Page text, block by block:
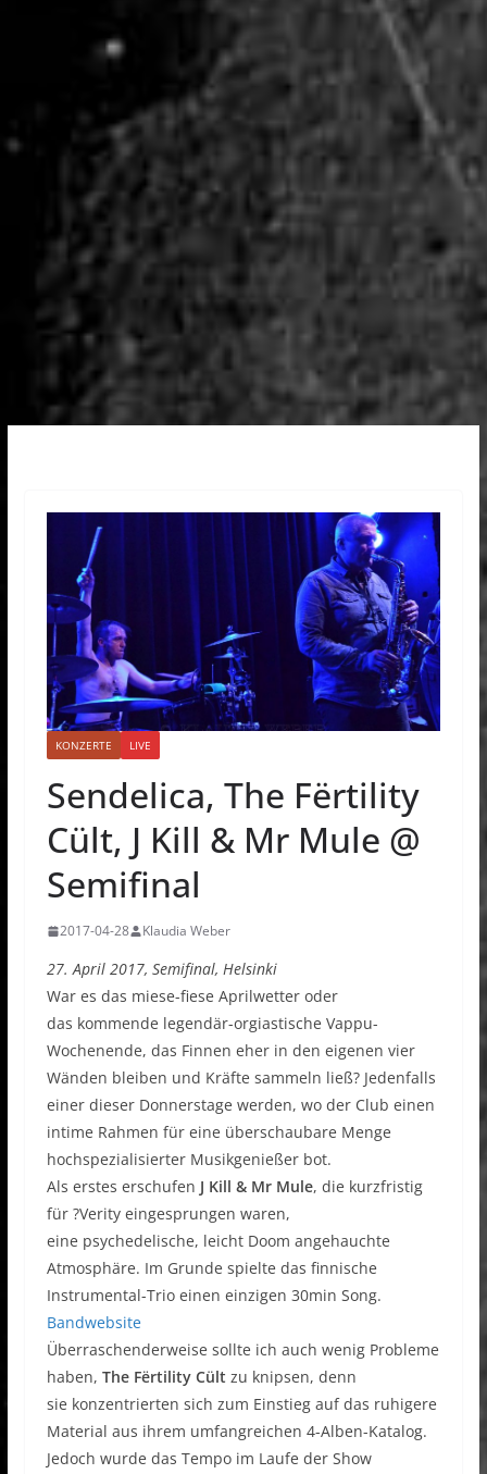
KONZERTE LIVE
Sendelica, The Fërtility
Cült, J Kill & Mr Mule @
Semifinal
2017-04-28 Klaudia Weber
27. April 2017, Semifinal, Helsinki
War es das miese-fiese Aprilwetter oder
das kommende legendär-orgiastische Vappu-
Wochenende, das Finnen eher in den eigenen vier
Wänden bleiben und Kräfte sammeln ließ? Jedenfalls
einer dieser Donnerstage werden, wo der Club einen
intime Rahmen für eine überschaubare Menge
hochspezialisierter Musikgenießer bot.
Als erstes erschufen J Kill & Mr Mule, die kurzfristig
für ?Verity eingesprungen waren,
eine psychedelische, leicht Doom angehauchte
Atmosphäre. Im Grunde spielte das finnische
Instrumental-Trio einen einzigen 30min Song.
Bandwebsite
Überraschenderweise sollte ich auch wenig Probleme
haben, The Fërtility Cült zu knipsen, denn
sie konzentrierten sich zum Einstieg auf das ruhigere
Material aus ihrem umfangreichen 4-Alben-Katalog.
Jedoch wurde das Tempo im Laufe der Show